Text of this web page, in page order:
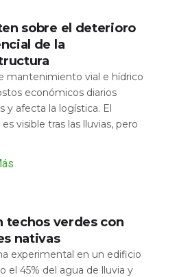
sobre el deterioro
de la
mantenimiento vial e hídrico
económicos diarios
y afecta la logística. El
visible tras las lluvias, pero
techos verdes con
nativas
experimental en un edificio
el 45% del agua de lluvia y